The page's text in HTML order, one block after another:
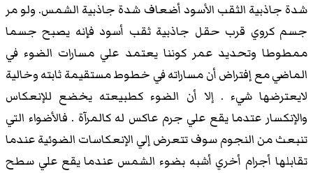
شدة جاذبية الثقب الأسود أضعاف شدة جاذبية الشمس. ولو مر
جسم كروي قرب حقل جاذبية ثقب أسود فإنه يصبح جسما
ممطوطا وتحديد عمر كوننا يعتمد علي مسارات الضوء في
الماضي مع إفتراض أن مساراته في خطوط مستقيمة ثابته وخالية
لايعترضها شيء . إلا أن الضوء كطبيعته يخضع للإنعكاس
والإنكسار عتدما يقع علي جرم عاكس له كالمرآة . فالأضواء التي
تنبعث من النجوم سوف تتعرض إلي الإنعكاسات الضوئية عندما
تقابلها أجرام أخري أشبه بضوء الشمس عندما يقع علي سطح